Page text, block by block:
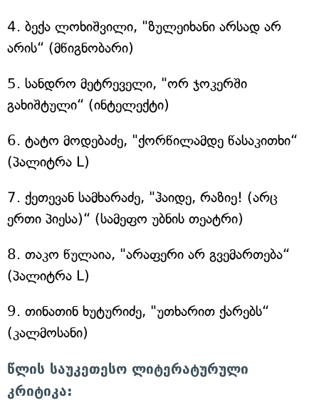
4. ბექა ლოხიშვილი, "ზულეიხანი არსად არ
არის“ (მწიგნობარი)
5. სანდრო მეტრეველი, "ორ ჯოკერში
გახიშტული“ (ინტელექტი)
6. ტატო მოდებაძე, "ქორწილამდე წასაკითხი“
(პალიტრა L)
7. ქეთევან სამხარაძე, "ჰაიდე, რაზიე! (არც
ერთი პიესა)“ (სამეფო უბნის თეატრი)
8. თაკო წულაია, "არაფერი არ გვემართება“
(პალიტრა L)
9. თინათინ ხუტურიძე, "უთხარით ქარებს“
(კალმოსანი)
წლის საუკეთესო ლიტერატურული
კრიტიკა: